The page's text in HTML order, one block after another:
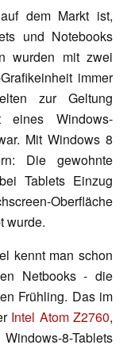
dem Markt ist,
und Notebooks
wurden mit zwei
immer
zur Geltung
eines Windows-
Mit Windows 8
Die gewohnte
Tablets Einzug
Oberfläche
wurde.
kennt man schon
Netbooks - die
Frühling. Das im
Intel Atom Z2760,
8-Tablets